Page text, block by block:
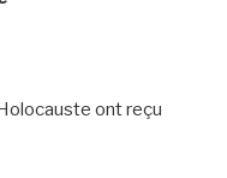
ont reçu